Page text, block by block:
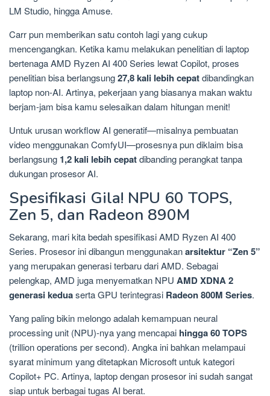
LM Studio, hingga Amuse.
Carr pun memberikan satu contoh lagi yang cukup
mencengangkan. Ketika kamu melakukan penelitian di laptop
bertenaga AMD Ryzen AI 400 Series lewat Copilot, proses
penelitian bisa berlangsung27,8 kali lebih cepatdibandingkan
laptop non-AI. Artinya, pekerjaan yang biasanya makan waktu
berjam-jam bisa kamu selesaikan dalam hitungan menit!
Untuk urusan workflow AI generatif—misalnya pembuatan
video menggunakan ComfyUI—prosesnya pun diklaim bisa
berlangsung 1,2 kali lebih cepatdibanding perangkat tanpa
dukungan prosesor AI.
Spesifikasi Gila! NPU 60 TOPS,
Zen 5, dan Radeon 890M
Sekarang, mari kita bedah spesifikasi AMD Ryzen AI 400
Series. Prosesor ini dibangun menggunakanarsitektur “Zen 5”
yang merupakan generasi terbaru dari AMD. Sebagai
pelengkap, AMD juga menyematkan NPU AMD XDNA 2
generasi keduaserta GPU terintegrasi Radeon 800M Series.
Yang paling bikin melongo adalah kemampuan neural
processing unit (NPU)-nya yang mencapai hingga 60 TOPS
(trillion operations per second). Angka ini bahkan melampaui
syarat minimum yang ditetapkan Microsoft untuk kategori
Copilot+ PC. Artinya, laptop dengan prosesor ini sudah sangat
siap untuk berbagai tugas AI berat.